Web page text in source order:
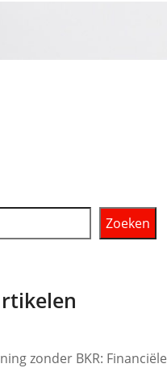
Zoeken
zonder BKR: Financiële